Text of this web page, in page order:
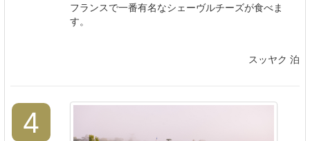
フランスで一番有名なシェーヴルチーズが食べま
す。
スッヤク 泊
4